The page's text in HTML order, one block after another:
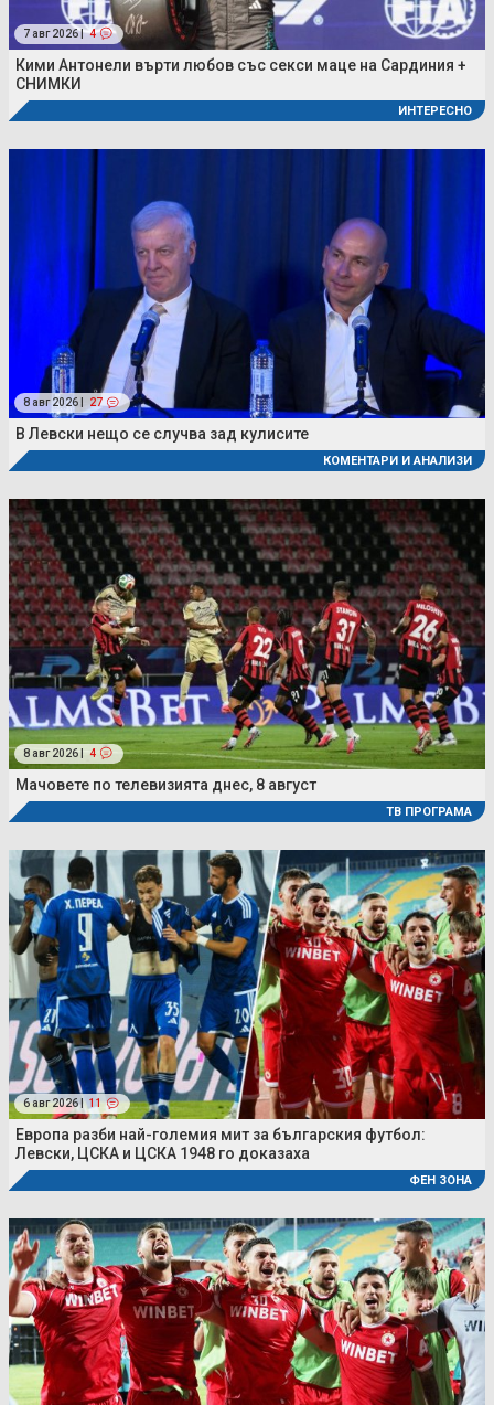
7 авг 2026 | 4
Кими Антонели върти любов със секси маце на Сардиния +
СНИМКИ
ИНТЕРЕСНО
8 авг 2026 | 27
В Левски нещо се случва зад кулисите
КОМЕНТАРИ И АНАЛИЗИ
8 авг 2026 | 4
Мачовете по телевизията днес, 8 август
ТВ ПРОГРАМА
6 авг 2026 | 11
Европа разби най-големия мит за българския футбол:
Левски, ЦСКА и ЦСКА 1948 го доказаха
ФЕН ЗОНА